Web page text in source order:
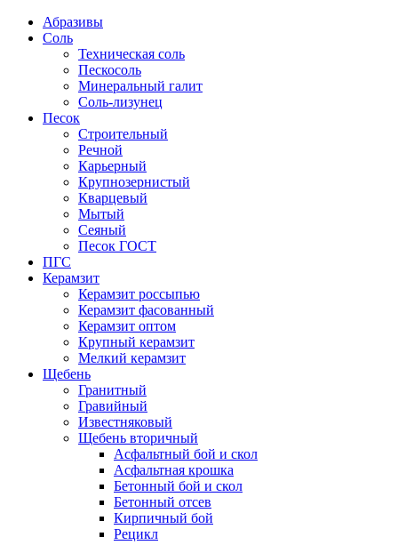
Абразивы
Соль
Техническая соль
Пескосоль
Минеральный галит
Соль-лизунец
Песок
Строительный
Речной
Карьерный
Крупнозернистый
Кварцевый
Мытый
Сеяный
Песок ГОСТ
ПГС
Керамзит
Керамзит россыпью
Керамзит фасованный
Керамзит оптом
Крупный керамзит
Мелкий керамзит
Щебень
Гранитный
Гравийный
Известняковый
Щебень вторичный
Асфальтный бой и скол
Асфальтная крошка
Бетонный бой и скол
Бетонный отсев
Кирпичный бой
Рецикл